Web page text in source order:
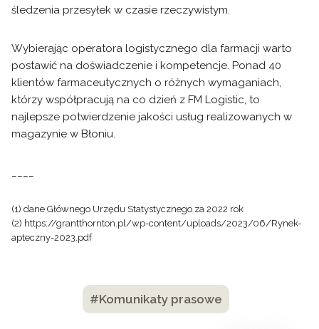
śledzenia przesyłek w czasie rzeczywistym.
Wybierając operatora logistycznego dla farmacji warto
postawić na doświadczenie i kompetencje. Ponad 40
klientów farmaceutycznych o różnych wymaganiach,
którzy współpracują na co dzień z FM Logistic, to
najlepsze potwierdzenie jakości usług realizowanych w
magazynie w Błoniu.
(1) dane Głównego Urzędu Statystycznego za 2022 rok
(2) https://grantthornton.pl/wp-content/uploads/2023/06/Rynek-
apteczny-2023.pdf
#Komunikaty prasowe